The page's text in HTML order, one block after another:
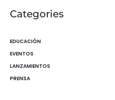
Categories
EDUCACIÓN
EVENTOS
LANZAMIENTOS
PRENSA